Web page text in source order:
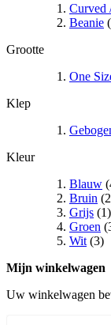
Curved
Beanie
Grootte
One
Klep
Kleur
Blauw
Bruin
Grijs (1)
Groen
Wit (3)
Mijn winkelwagen
Uw winkelwagen